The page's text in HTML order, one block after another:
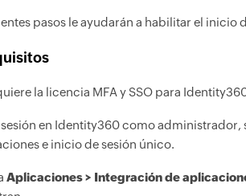
pasos le ayudarán a habilitar el
la licencia MFA y SSO para
en Identity360 como
e inicio de sesión único.
Aplicaciones > Integración de